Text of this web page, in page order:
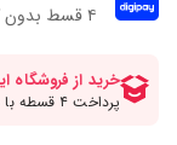
۴ قسط بدون کارمزد، ماهانه 550,000 تومان